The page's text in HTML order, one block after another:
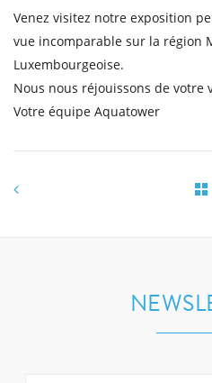
Venez visitez notre exposition
vue incomparable sur la région
Luxembourgeoise.
Nous nous réjouissons de votre
Votre équipe Aquatower